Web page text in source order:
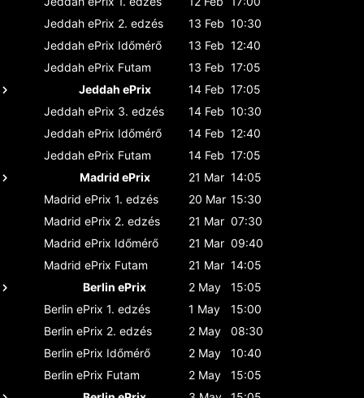
Jeddah ePrix 2. edzés 13 Feb 10:30
Jeddah ePrix Időmérő 13 Feb 12:40
Jeddah ePrix Futam 13 Feb 17:05
Jeddah ePrix
14 Feb 17:05
Jeddah ePrix 3. edzés 14 Feb 10:30
Jeddah ePrix Időmérő 14 Feb 12:40
Jeddah ePrix Futam 14 Feb 17:05
Madrid ePrix
21 Mar 14:05
Madrid ePrix 1. edzés 20 Mar 15:30
Madrid ePrix 2. edzés 21 Mar 07:30
Madrid ePrix Időmérő 21 Mar 09:40
Madrid ePrix Futam 21 Mar 14:05
Berlin ePrix
2 May
15:05
Berlin ePrix 1. edzés 1 May
15:00
Berlin ePrix 2. edzés 2 May
08:30
Berlin ePrix Időmérő 2 May
10:40
Berlin ePrix Futam 2 May
15:05